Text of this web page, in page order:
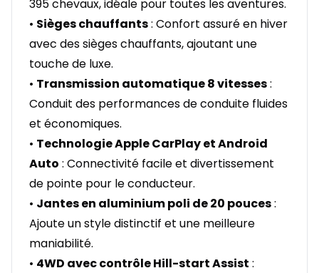
395 chevaux, idéale pour toutes les aventures.
• Sièges chauffants: Confort assuré en hiver
avec des sièges chauffants, ajoutant une
touche de luxe.
• Transmission automatique 8 vitesses:
Conduit des performances de conduite fluides
et économiques.
• Technologie Apple CarPlay et Android
Auto : Connectivité facile et divertissement
de pointe pour le conducteur.
• Jantes en aluminium poli de 20 pouces:
Ajoute un style distinctif et une meilleure
maniabilité.
• 4WD avec contrôle Hill-start Assist :